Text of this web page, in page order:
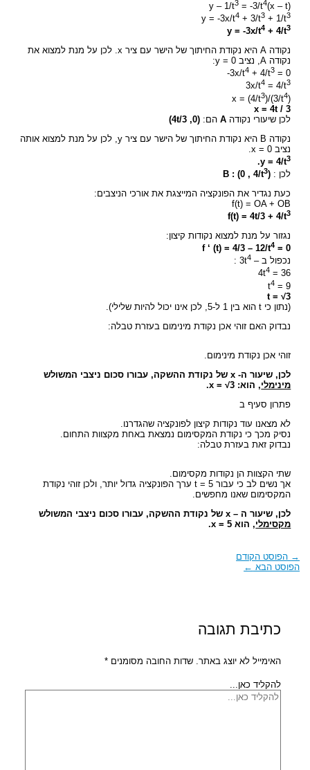
(y – 1/t
3 = -3/t4(x – t
y = -3x/t4 + 3/t3 + 1/t3
y = -3x/t4 + 4/t3
נקודה A היא נקודת החיתוך של הישר עם ציר x. לכן על מנת למצוא את
נקודה A, נציב y = 0:
3x/t4 + 4/t3 = 0-
3x/t4 = 4/t3
(x = (4/t
3)/(3/t4
x = 4t / 3
לכן שיעורי נקודה A הם: (0, 4t/3)
נקודה B היא נקודת החיתוך של הישר עם ציר y, לכן על מנת למצוא אותה
נציב x = 0.
y = 4/t3
.
לכן : (B : (0 , 4/t
3
כעת נגדיר את הפונקציה המייצגת את אורכי הניצבים:
f(t) = OA + OB
f(t) = 4t/3 + 4/t3
נגזור על מנת למצוא נקודות קיצון:
f ‘ (t) = 4/3 – 12/t4 = 0
נכפול ב – 3t 4
:
4t4 = 36
t4 = 9
t = √3
(נתון כי t הוא בין 1 ל-5, לכן אינו יכול להיות שלילי).
נבדוק האם זוהי אכן נקודת מינימום בעזרת טבלה:
זוהי אכן נקודת מינימום.
לכן, שיעור ה- x של נקודת ההשקה, עבורו סכום ניצבי המשולש
מינימלי, הוא: x = √3.
פתרון סעיף ב
לא מצאנו עוד נקודות קיצון לפונקציה שהגדרנו.
נסיק מכך כי נקודת המקסימום נמצאת באחת מקצוות התחום.
נבדוק זאת בעזרת טבלה:
שתי הקצוות הן נקודות מקסימום.
אך נשים לב כי עבור t = 5 ערך הפונקציה גדול יותר, ולכן זוהי נקודת
המקסימום שאנו מחפשים.
לכן, שיעור ה – x של נקודת ההשקה, עבורו סכום ניצבי המשולש
מקסימלי, הוא x = 5.
→ הפוסט הקודם
הפוסט הבא ←
כתיבת תגובה
האימייל לא יוצג באתר. שדות החובה מסומנים*
להקליד כאן...